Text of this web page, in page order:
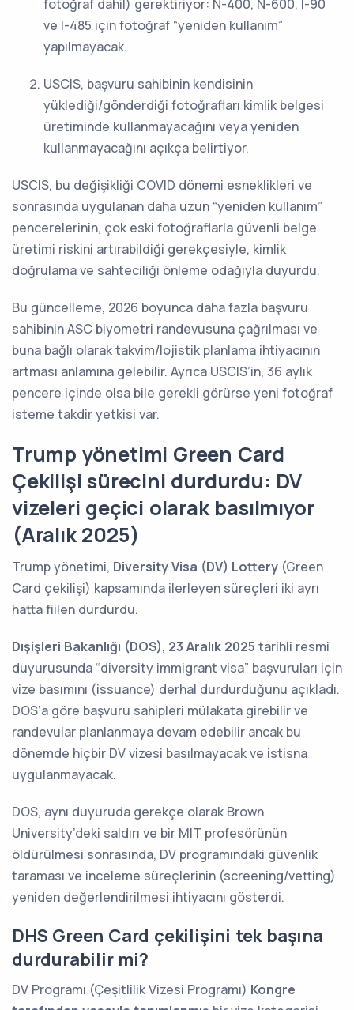
fotoğraf dahil) gerektiriyor: N-400, N-600, I-90
ve I-485 için fotoğraf “yeniden kullanım”
yapılmayacak.
USCIS, başvuru sahibinin kendisinin
yüklediği/gönderdiği fotoğrafları kimlik belgesi
üretiminde kullanmayacağını veya yeniden
kullanmayacağını açıkça belirtiyor.
USCIS, bu değişikliği COVID dönemi esneklikleri ve
sonrasında uygulanan daha uzun “yeniden kullanım”
pencerelerinin, çok eski fotoğraflarla güvenli belge
üretimi riskini artırabildiği gerekçesiyle, kimlik
doğrulama ve sahteciliği önleme odağıyla duyurdu.
Bu güncelleme, 2026 boyunca daha fazla başvuru
sahibinin ASC biyometri randevusuna çağrılması ve
buna bağlı olarak takvim/lojistik planlama ihtiyacının
artması anlamına gelebilir. Ayrıca USCIS’in, 36 aylık
pencere içinde olsa bile gerekli görürse yeni fotoğraf
isteme takdir yetkisi var.
Trump yönetimi Green Card
Çekilişi sürecini durdurdu: DV
vizeleri geçici olarak basılmıyor
(Aralık 2025)
Trump yönetimi, Diversity Visa (DV) Lottery (Green
Card çekilişi) kapsamında ilerleyen süreçleri iki ayrı
hatta fiilen durdurdu.
Dışişleri Bakanlığı (DOS), 23 Aralık 2025 tarihli resmi
duyurusunda “diversity immigrant visa” başvuruları için
vize basımını (issuance) derhal durdurduğunu açıkladı.
DOS’a göre başvuru sahipleri mülakata girebilir ve
randevular planlanmaya devam edebilir ancak bu
dönemde hiçbir DV vizesi basılmayacak ve istisna
uygulanmayacak.
DOS, aynı duyuruda gerekçe olarak Brown
University’deki saldırı ve bir MIT profesörünün
öldürülmesi sonrasında, DV programındaki güvenlik
taraması ve inceleme süreçlerinin (screening/vetting)
yeniden değerlendirilmesi ihtiyacını gösterdi.
DHS Green Card çekilişini tek başına
durdurabilir mi?
DV Programı (Çeşitlilik Vizesi Programı) Kongre